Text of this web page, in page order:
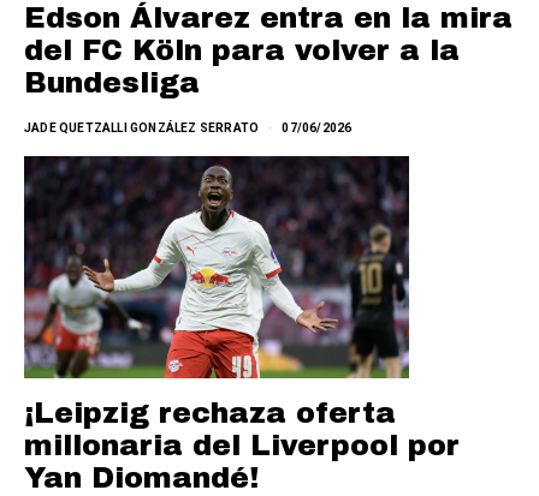
Edson Álvarez entra en la mira
del FC Köln para volver a la
Bundesliga
JADE QUETZALLI GONZÁLEZ SERRATO 07/06/2026
¡Leipzig rechaza oferta
millonaria del Liverpool por
Yan Diomandé!